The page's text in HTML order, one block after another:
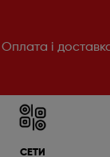
Оплата і
СЕТИ